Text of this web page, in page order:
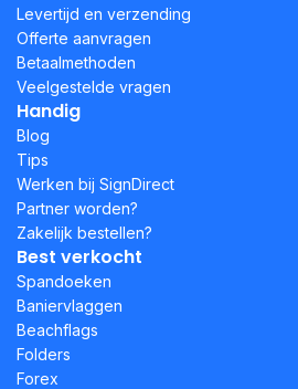
Levertijd en verzending
Offerte aanvragen
Betaalmethoden
Veelgestelde vragen
Handig
Blog
Tips
Werken bij SignDirect
Partner worden?
Zakelijk bestellen?
Best verkocht
Spandoeken
Baniervlaggen
Beachflags
Folders
Forex